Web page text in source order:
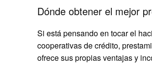
Dónde obtener el mejor
Si está pensando en tocar el
cooperativas de crédito,
ofrece sus propias ventajas y